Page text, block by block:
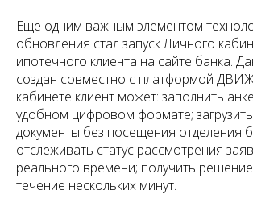
Еще одним важным элементом
обновления стал запуск Личного
ипотечного клиента на сайте банка.
создан совместно с платформой
кабинете клиент может: заполнить
удобном цифровом формате;
документы без посещения отделения
отслеживать статус рассмотрения
реального времени; получить
течение нескольких минут.